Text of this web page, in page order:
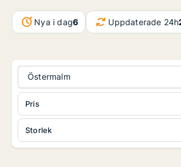
Nya i dag6 Uppdaterade 24h
Östermalm
Storlek
Pris